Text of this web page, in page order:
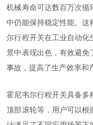
机械寿命可达数百万次循
中仍能保持稳定性能。这
尔行程开关在工业自动化
景中表现出色，有效避免
事故，提高了生产效率和
霍尼韦尔行程开关具备多
顶部滚轮等，用户可以根